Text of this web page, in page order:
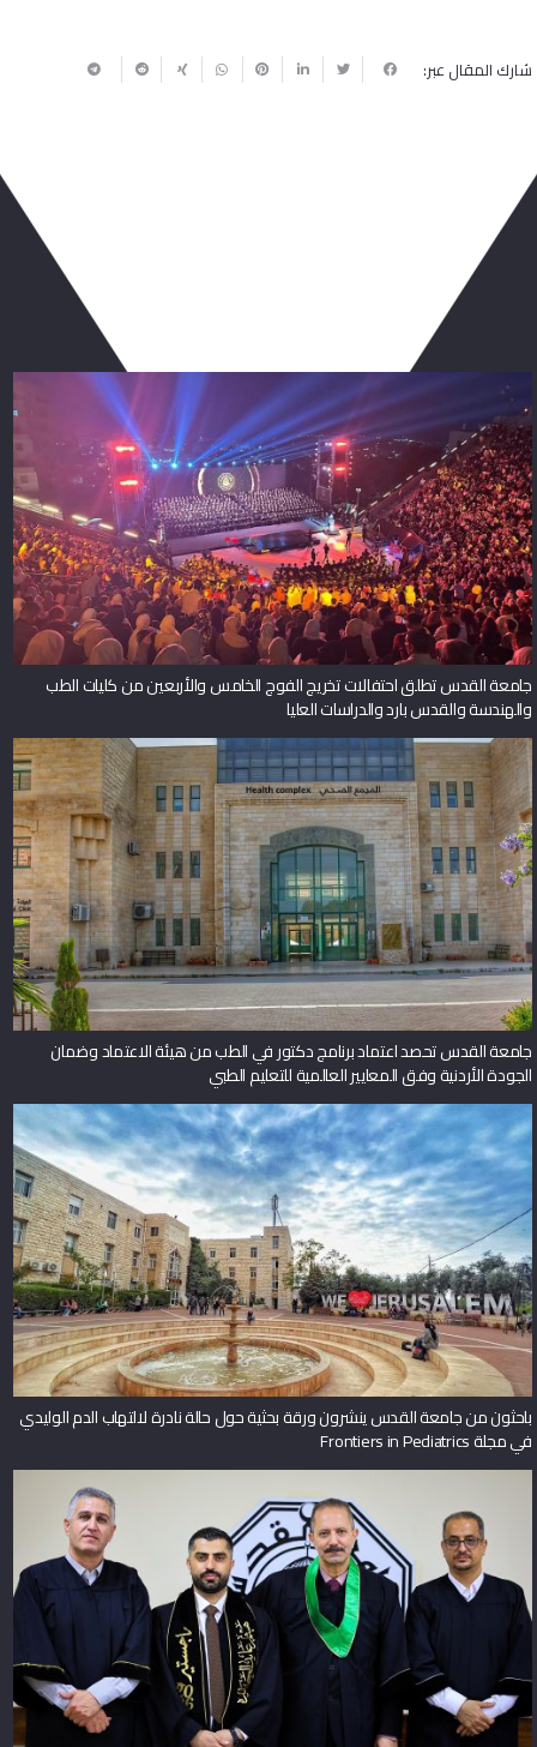
شارك المقال عبر:
جامعة القدس تطلق احتفالات تخريج الفوج الخامس والأربعين من كليات الطب
والهندسة والقدس بارد والدراسات العليا
جامعة القدس تحصد اعتماد برنامج دكتور في الطب من هيئة الاعتماد وضمان
الجودة الأردنية وفق المعايير العالمية للتعليم الطبي
باحثون من جامعة القدس ينشرون ورقة بحثية حول حالة نادرة لالتهاب الدم الوليدي
في مجلة Frontiers in Pediatrics